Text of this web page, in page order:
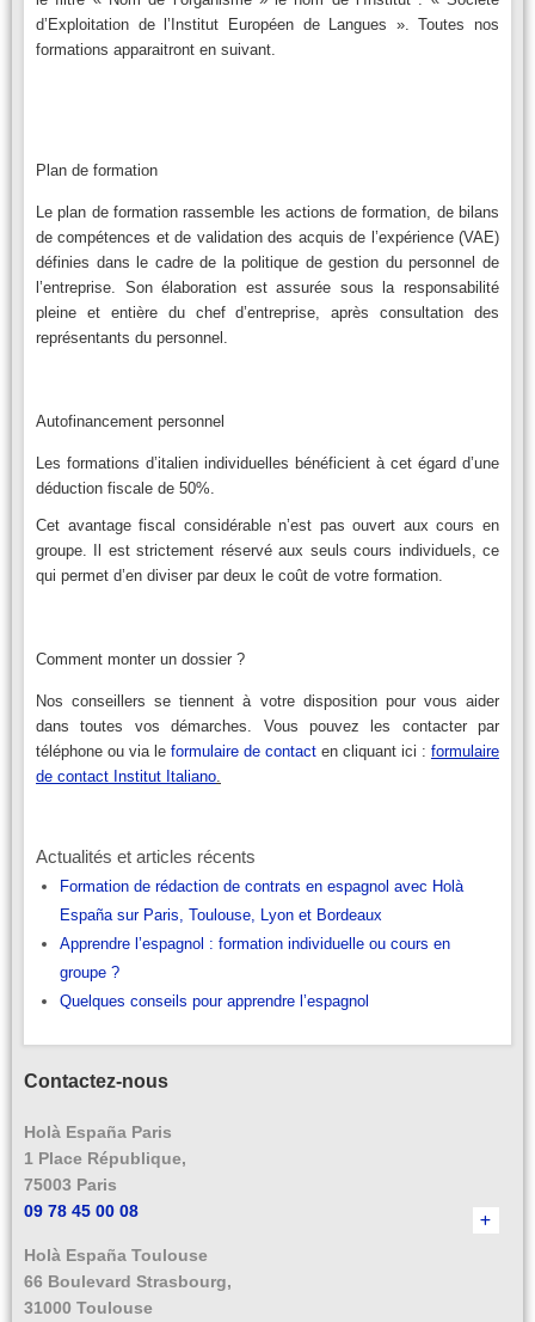
Contactez-nous
Holà España Paris
1 Place République,
75003 Paris
09 78 45 00 08
Holà España Toulouse
66 Boulevard Strasbourg,
31000 Toulouse
d’Exploitation de l’Institut Européen de Langues ». Toutes nos
formations apparaitront en suivant.
Plan de formation
Le plan de formation rassemble les actions de formation, de bilans
de compétences et de validation des acquis de l’expérience (VAE)
définies dans le cadre de la politique de gestion du personnel de
l’entreprise. Son élaboration est assurée sous la responsabilité
pleine et entière du chef d’entreprise, après consultation des
représentants du personnel.
Autofinancement personnel
Les formations d’italien individuelles bénéficient à cet égard d’une
déduction fiscale de 50%.
Cet avantage fiscal considérable n’est pas ouvert aux cours en
groupe. Il est strictement réservé aux seuls cours individuels, ce
qui permet d’en diviser par deux le coût de votre formation.
Comment monter un dossier ?
Nos conseillers se tiennent à votre disposition pour vous aider
dans toutes vos démarches. Vous pouvez les contacter par
téléphone ou via le formulaire de contact en cliquant ici : formulaire
de contact Institut Italiano
Actualités et articles récents
Formation de rédaction de contrats en espagnol avec Holà
España sur Paris, Toulouse, Lyon et Bordeaux
Apprendre l’espagnol : formation individuelle ou cours en
groupe ?
Quelques conseils pour apprendre l’espagnol